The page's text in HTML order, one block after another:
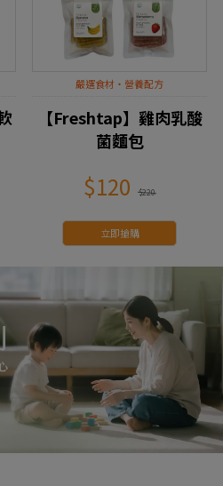
嚴選食材・營養配方
【Freshtap】雞肉乳酸
菌麵包
$120 $220
立即搶購